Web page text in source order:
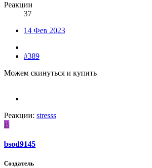
Реакции
37
14 Фев 2023
#389
Можем скинуться и купить
Реакции: stresss
B
bsod9145
Создатель